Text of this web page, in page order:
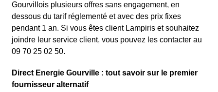
Gourvillois plusieurs offres sans engagement, en
dessous du tarif réglementé et avec des prix fixes
pendant 1 an. Si vous êtes client Lampiris et souhaitez
joindre leur service client, vous pouvez les contacter au
09 70 25 02 50.
Direct Energie Gourville : tout savoir sur le premier
fournisseur alternatif